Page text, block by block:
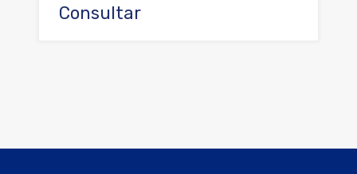
Consultar